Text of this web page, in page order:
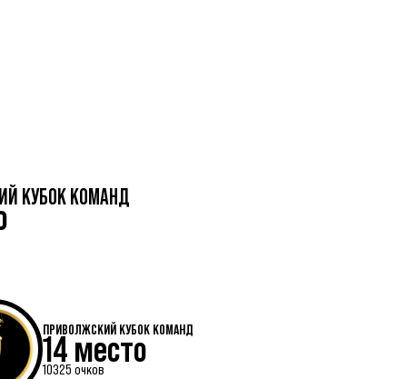
КУБОК КОМАНД
ПРИВОЛЖСКИЙ КУБОК КОМАНД
14 место
10325 очков